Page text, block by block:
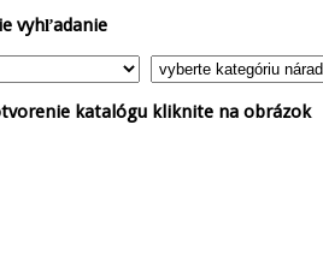
vyhľadanie
katalógu kliknite na obrázok